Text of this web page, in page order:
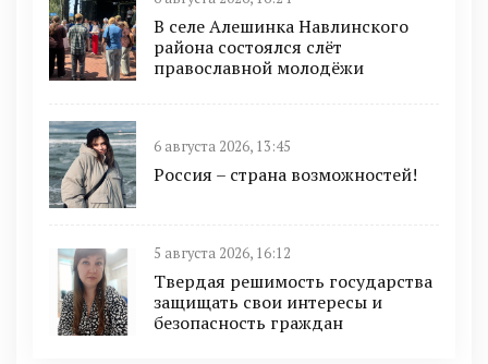
В селе Алешинка Навлинского
района состоялся слёт
православной молодёжи
6 августа 2026, 13:45
Россия – страна возможностей!
5 августа 2026, 16:12
Твердая решимость государства
защищать свои интересы и
безопасность граждан